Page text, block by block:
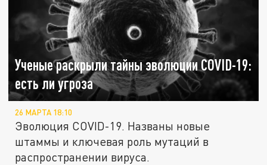
Ученые раскрыли тайны эволюции COVID-19:
есть ли угроза
26 МАРТА 18:10
Эволюция COVID-19. Названы новые
штаммы и ключевая роль мутаций в
распространении вируса.